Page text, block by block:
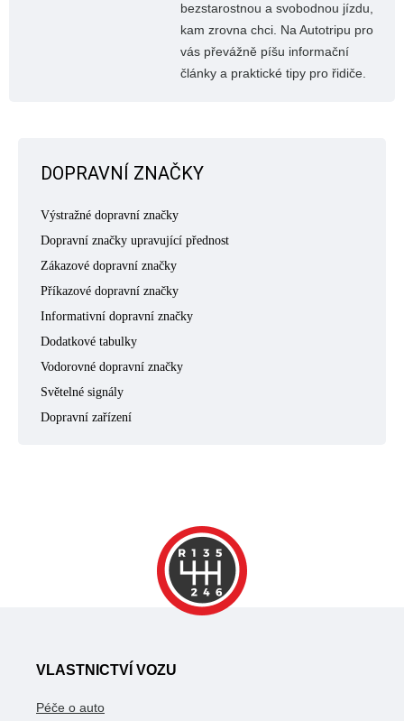
bezstarostnou a svobodnou jízdu,
kam zrovna chci. Na Autotripu pro
vás převážně píšu informační
články a praktické tipy pro řidiče.
DOPRAVNÍ ZNAČKY
Výstražné dopravní značky
Dopravní značky upravující přednost
Zákazové dopravní značky
Příkazové dopravní značky
Informativní dopravní značky
Dodatkové tabulky
Vodorovné dopravní značky
Světelné signály
Dopravní zařízení
VLASTNICTVÍ VOZU
Péče o auto